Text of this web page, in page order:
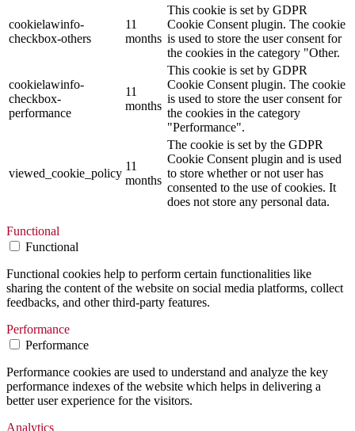
cookielawinfo-
checkbox-others
11
months
This cookie is set by GDPR
Cookie Consent plugin. The cookie
is used to store the user consent for
the cookies in the category "Other.
cookielawinfo-
checkbox-
performance
11
months
This cookie is set by GDPR
Cookie Consent plugin. The cookie
is used to store the user consent for
the cookies in the category
"Performance".
viewed_cookie_policy
11
months
The cookie is set by the GDPR
Cookie Consent plugin and is used
to store whether or not user has
consented to the use of cookies. It
does not store any personal data.
Functional
Functional
Functional cookies help to perform certain functionalities like
sharing the content of the website on social media platforms, collect
feedbacks, and other third-party features.
Performance
Performance
Performance cookies are used to understand and analyze the key
performance indexes of the website which helps in delivering a
better user experience for the visitors.
Analytics